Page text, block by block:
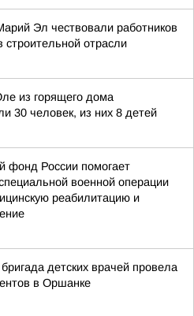
Эл чествовали работников
строительной отрасли
из горящего дома
30 человек, из них 8 детей
фонд России помогает
военной операции
реабилитацию и
детских врачей провела
в Оршанке